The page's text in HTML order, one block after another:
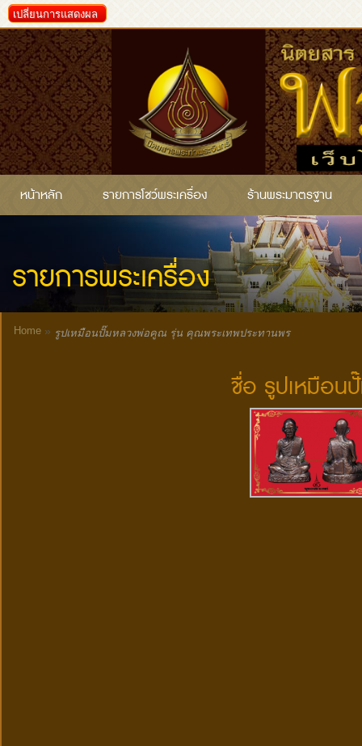
เปลี่ยนการแสดงผล
หน้าหลัก รายการโชว์พระเครื่อง ร้านพระมาตรฐาน
รายการพระเครื่อง
Home » รูปเหมือนปั๊มหลวงพ่อคูณ รุ่น คุณพระเทพประทานพร
ชื่อ รูปเหมือน